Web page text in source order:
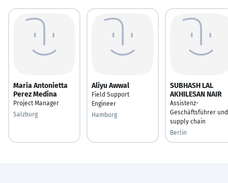
Maria Antonietta
Perez Medina
Project Manager
Salzburg
Aliyu Awwal
Field Support
Engineer
Hamburg
SUBHASH LAL
AKHILESAN NAIR
Assistenz-
Geschäftsführer und
supply chain
Berlin